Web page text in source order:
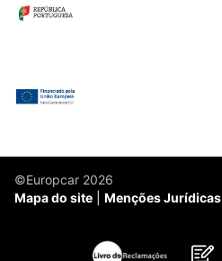
©Europcar 2026
Mapa do site
Menções Jurídicas